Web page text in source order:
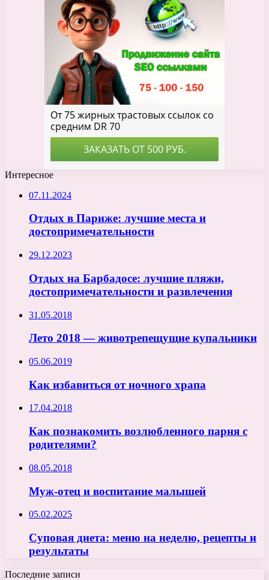
Интересное
07.11.2024
Отдых в Париже: лучшие места и
достопримечательности
29.12.2023
Отдых на Барбадосе: лучшие пляжи,
достопримечательности и развлечения
31.05.2018
Лето 2018 — животрепещущие купальники
05.06.2019
Как избавиться от ночного храпа
17.04.2018
Как познакомить возлюбленного парня с
родителями?
08.05.2018
Муж-отец и воспитание малышей
05.02.2025
Суповая диета: меню на неделю, рецепты и
результаты
Последние записи